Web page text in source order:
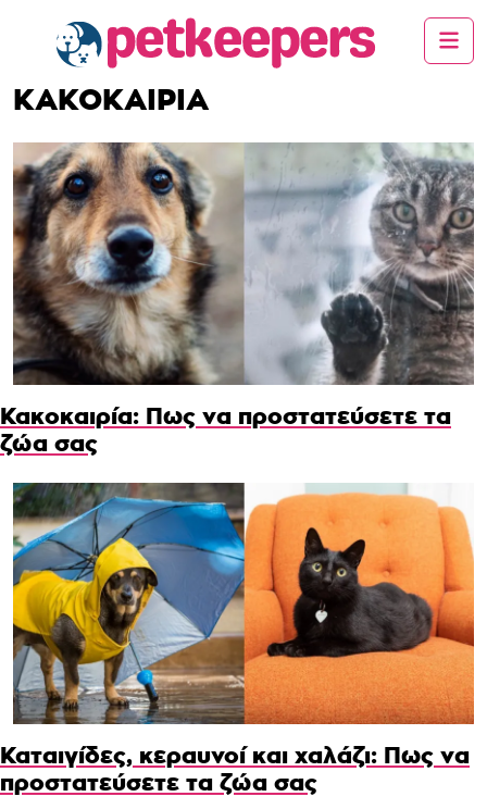
ΚΑΚΟΚΑΙΡΙΑ
Κακοκαιρία: Πως να προστατεύσετε τα
ζώα σας
Καταιγίδες, κεραυνοί και χαλάζι: Πως να
προστατεύσετε τα ζώα σας